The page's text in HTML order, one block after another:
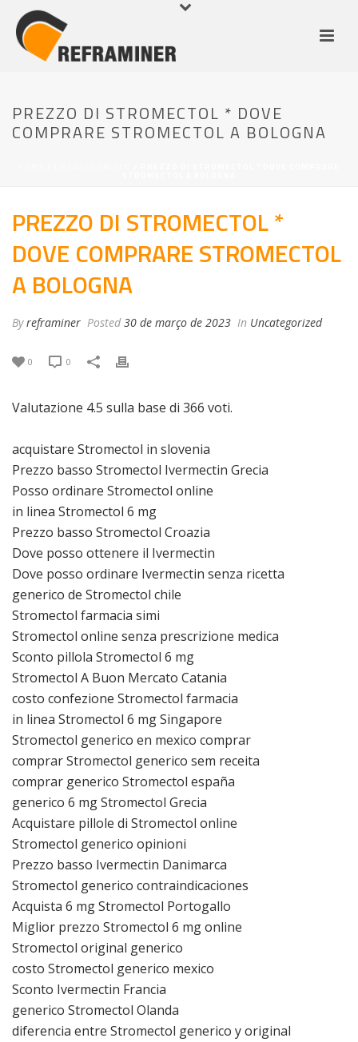
PREZZO DI STROMECTOL * DOVE
COMPRARE STROMECTOL A BOLOGNA
PREZZO DI STROMECTOL *
DOVE COMPRARE STROMECTOL
A BOLOGNA
Byreframiner Posted 30 de março de 2023 In Uncategorized
0 0
Valutazione 4.5 sulla base di 366 voti.
acquistare Stromectol in slovenia
Prezzo basso Stromectol Ivermectin Grecia
Posso ordinare Stromectol online
in linea Stromectol 6 mg
Prezzo basso Stromectol Croazia
Dove posso ottenere il Ivermectin
Dove posso ordinare Ivermectin senza ricetta
generico de Stromectol chile
Stromectol farmacia simi
Stromectol online senza prescrizione medica
Sconto pillola Stromectol 6 mg
Stromectol A Buon Mercato Catania
costo confezione Stromectol farmacia
in linea Stromectol 6 mg Singapore
Stromectol generico en mexico comprar
comprar Stromectol generico sem receita
comprar generico Stromectol españa
generico 6 mg Stromectol Grecia
Acquistare pillole di Stromectol online
Stromectol generico opinioni
Prezzo basso Ivermectin Danimarca
Stromectol generico contraindicaciones
Acquista 6 mg Stromectol Portogallo
Miglior prezzo Stromectol 6 mg online
Stromectol original generico
costo Stromectol generico mexico
Sconto Ivermectin Francia
generico Stromectol Olanda
diferencia entre Stromectol generico y original